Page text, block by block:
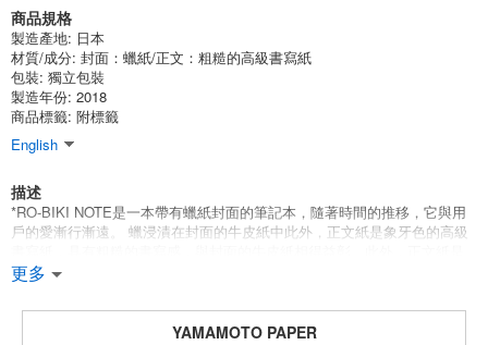
商品規格
製造產地: 日本
材質/成分: 封面：蠟紙/正文：粗糙的高級書寫紙
包裝: 獨立包裝
製造年份: 2018
商品標籤: 附標籤
English
描述
*RO-BIKI NOTE是一本帶有蠟紙封面的筆記本，隨著時間的推移，它與用
戶的愛漸行漸遠。 蠟浸漬在封面的牛皮紙中此外，正文紙是象牙色的高級
象牙色的高級書寫紙，具有粗糙的書寫感，這是根據辦文的經驗和知識，
容，還能與鋼筆和蘸水筆兼容。你可以享受[寫作]和[繪畫]。
更多
YAMAMOTO PAPER